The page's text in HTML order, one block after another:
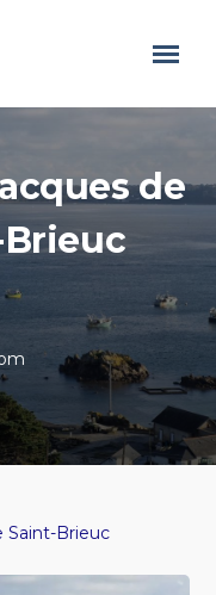
de
Saint-Brieuc